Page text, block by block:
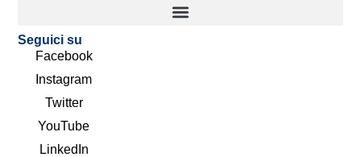
Seguici su
Facebook
Instagram
Twitter
YouTube
LinkedIn